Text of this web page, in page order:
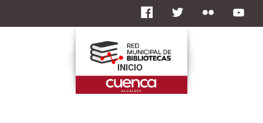
INICIO